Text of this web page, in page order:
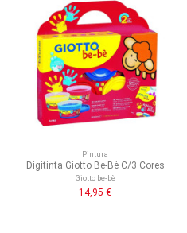
Pintura
Digitinta Giotto Be-Bè C/3 Cores
Giotto be-bè
14,95 €